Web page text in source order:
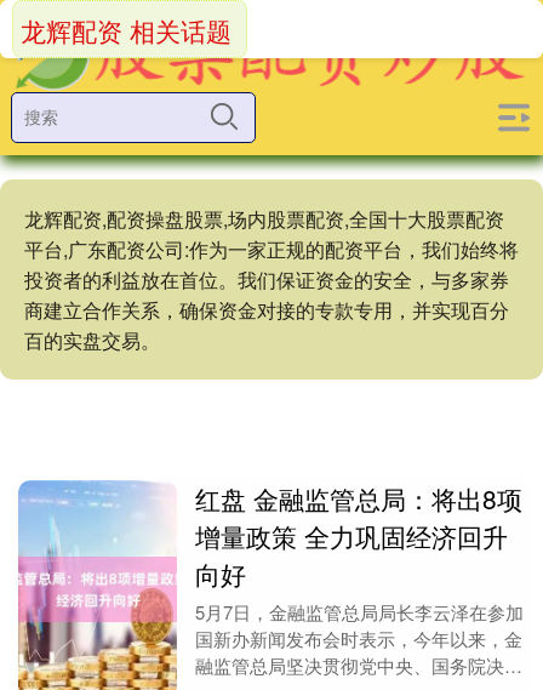
龙辉配资,配资操盘股票,场内股票配资,全国十大股票配资
平台,广东配资公司:作为一家正规的配资平台，我们始终将
投资者的利益放在首位。我们保证资金的安全，与多家券
商建立合作关系，确保资金对接的专款专用，并实现百分
百的实盘交易。
龙辉配资 相关话题
红盘 金融监管总局：将出8项
增量政策 全力巩固经济回升
向好
5月7日，金融监管总局局长李云泽在参加
国新办新闻发布会时表示，今年以来，金
融监管总局坚决贯彻党中央、国务院决策